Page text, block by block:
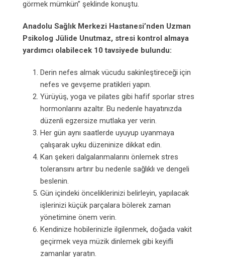
görmek mümkün” şeklinde konuştu.
Anadolu Sağlık Merkezi Hastanesi’nden Uzman
Psikolog Jülide Unutmaz, stresi kontrol almaya
yardımcı olabilecek 10 tavsiyede bulundu:
Derin nefes almak vücudu sakinleştireceği için
nefes ve gevşeme pratikleri yapın.
Yürüyüş, yoga ve pilates gibi hafif sporlar stres
hormonlarını azaltır. Bu nedenle hayatınızda
düzenli egzersize mutlaka yer verin.
Her gün aynı saatlerde uyuyup uyanmaya
çalışarak uyku düzeninize dikkat edin.
Kan şekeri dalgalanmalarını önlemek stres
toleransını artırır bu nedenle sağlıklı ve dengeli
beslenin.
Gün içindeki önceliklerinizi belirleyin, yapılacak
işlerinizi küçük parçalara bölerek zaman
yönetimine önem verin.
Kendinize hobilerinizle ilgilenmek, doğada vakit
geçirmek veya müzik dinlemek gibi keyifli
zamanlar yaratın.